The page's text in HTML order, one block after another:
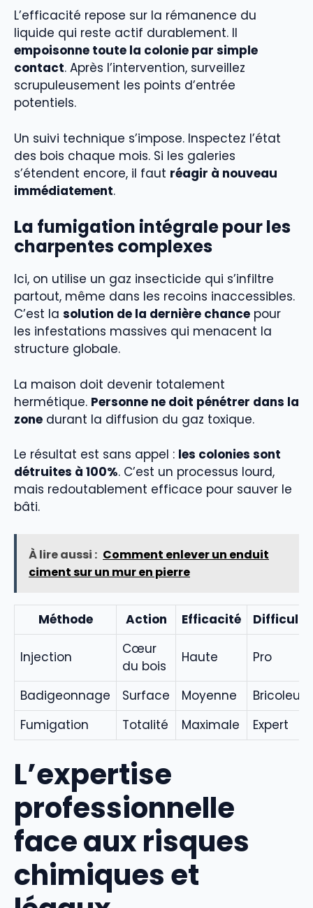
L’efficacité repose sur la rémanence du
liquide qui reste actif durablement. Il
empoisonne toute la colonie par simple
contact. Après l’intervention, surveillez
scrupuleusement les points d’entrée
potentiels.
Un suivi technique s’impose. Inspectez l’état
des bois chaque mois. Si les galeries
s’étendent encore, il faut réagir à nouveau
immédiatement.
La fumigation intégrale pour les
charpentes complexes
Ici, on utilise un gaz insecticide qui s’infiltre
partout, même dans les recoins inaccessibles.
C’est la solution de la dernière chance pour
les infestations massives qui menacent la
structure globale.
La maison doit devenir totalement
hermétique. Personne ne doit pénétrer dans la
zone durant la diffusion du gaz toxique.
Le résultat est sans appel : les colonies sont
détruites à 100%. C’est un processus lourd,
mais redoutablement efficace pour sauver le
bâti.
À lire aussi : Comment enlever un enduit
ciment sur un mur en pierre
Méthode Action Efficacité Difficulté
Injection
Cœur
du bois
Haute Pro
Badigeonnage Surface Moyenne
Bricoleur
Fumigation
Totalité Maximale Expert
L’expertise
professionnelle
face aux risques
chimiques et